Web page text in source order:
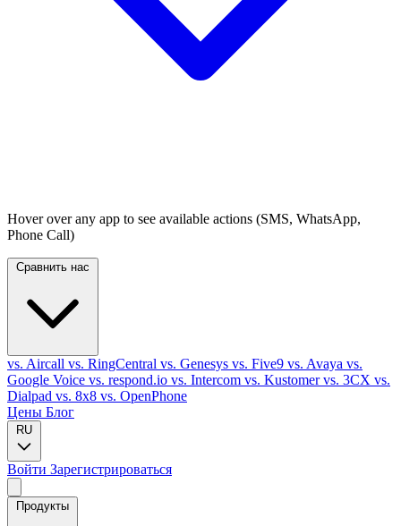
Hover over any app to see available actions (SMS, WhatsApp,
Phone Call)
vs. Aircall vs. RingCentral vs. Genesys vs. Five9 vs. Avaya vs.
Google Voice vs. respond.io vs. Intercom vs. Kustomervs. 3CX vs.
Dialpad vs. 8x8 vs. OpenPhone
Цены Блог
RU
Войти Зарегистрироваться
Продукты